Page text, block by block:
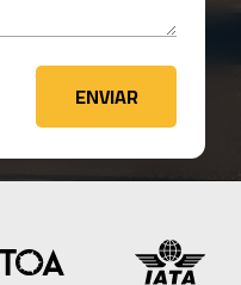
ENVIAR
ENVIAR